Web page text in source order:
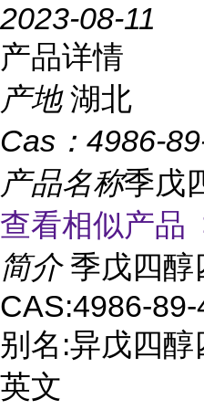
2023-08-11
产品详情
产地 湖北
Cas： 4986-
产品名称季戊
查看相似产品
简介 季戊四醇
CAS:4986-89-
别名:异戊四醇
英文